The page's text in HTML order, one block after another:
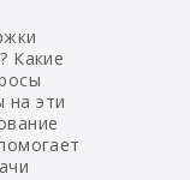
Какие
эти